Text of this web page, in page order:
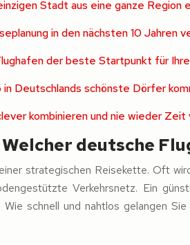
Stadt aus eine ganze Region
in den nächsten 10 Jahren
der beste Startpunkt für
Deutschlands schönste Dörfer
kombinieren und nie wieder Zeit
deutsche
strategischen Reisekette. Oft
Verkehrsnetz. Ein
schnell und nahtlos gelangen